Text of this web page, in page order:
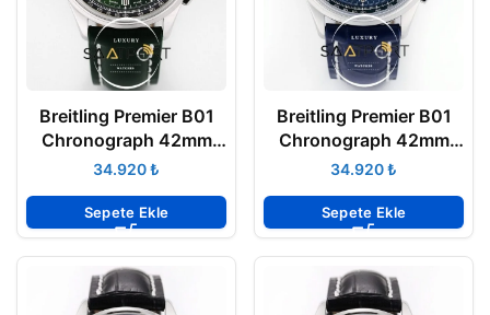
Breitling Premier B01
Chronograph 42mm
Ref. AB0118 Yeşil
₺
Sepete Ekle
Breitling Premier B01
Chronograph 42mm
Ref. AB0118 Mavi
₺
Sepete Ekle